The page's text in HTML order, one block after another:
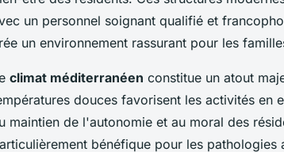
un personnel soignant qualifié et
un environnement rassurant pour les
climat méditerranéen constitue un atout
douces favorisent les activités en
maintien de l'autonomie et au moral des
bénéfique pour les pathologies